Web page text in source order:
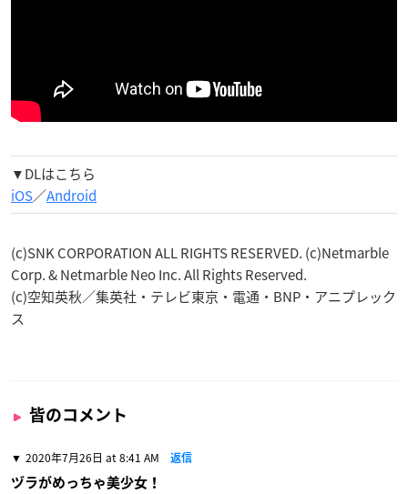
▼DLはこちら
iOS／Android
(c)SNK CORPORATION ALL RIGHTS RESERVED. (c)Netmarble
Corp. & Netmarble Neo Inc. All Rights Reserved.
(c)空知英秋／集英社・テレビ東京・電通・BNP・アニプレック
ス
皆のコメント
2020年7月26日 at 8:41 AM 返信
ヅラがめっちゃ美少女！